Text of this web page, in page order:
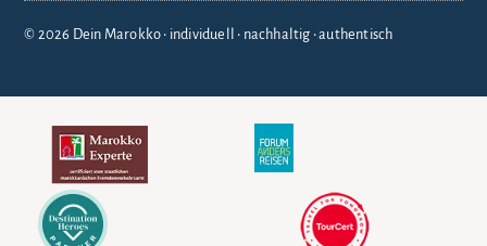
© 2026 Dein Marokko • individuell • nachhaltig • authentisch